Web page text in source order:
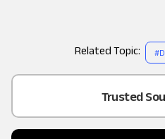
Add
Trusted
Related Topic: #